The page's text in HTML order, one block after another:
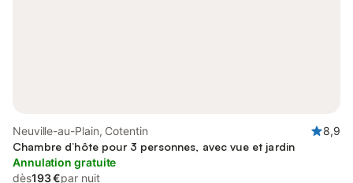
Neuville-au-Plain, Cotentin
8,9
Chambre d’hôte pour 3 personnes, avec vue et jardin
Annulation gratuite
dès193 €par nuit